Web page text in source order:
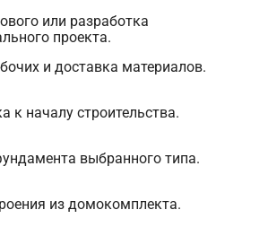
или разработка
проекта.
и доставка материалов.
к началу строительства.
выбранного типа.
из домокомплекта.